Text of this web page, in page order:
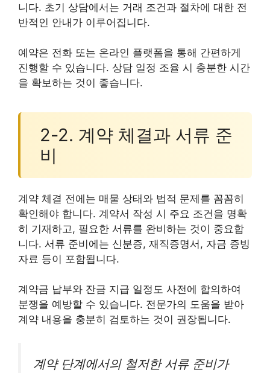
니다. 초기 상담에서는 거래 조건과 절차에 대한 전
반적인 안내가 이루어집니다.
예약은 전화 또는 온라인 플랫폼을 통해 간편하게
진행할 수 있습니다. 상담 일정 조율 시 충분한 시간
을 확보하는 것이 좋습니다.
2-2. 계약 체결과 서류 준
비
계약 체결 전에는 매물 상태와 법적 문제를 꼼꼼히
확인해야 합니다. 계약서 작성 시 주요 조건을 명확
히 기재하고, 필요한 서류를 완비하는 것이 중요합
니다. 서류 준비에는 신분증, 재직증명서, 자금 증빙
자료 등이 포함됩니다.
계약금 납부와 잔금 지급 일정도 사전에 합의하여
분쟁을 예방할 수 있습니다. 전문가의 도움을 받아
계약 내용을 충분히 검토하는 것이 권장됩니다.
계약 단계에서의 철저한 서류 준비가